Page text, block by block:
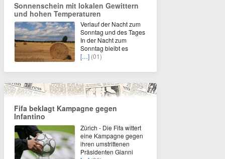
Sonnenschein mit lokalen Gewittern
und hohen Temperaturen
Verlauf der Nacht zum
Sonntag und des Tages
In der Nacht zum
Sonntag bleibt es
[…] (01)
Fifa beklagt Kampagne gegen
Infantino
Zürich - Die Fifa wittert
eine Kampagne gegen
ihren umstrittenen
Präsidenten Gianni